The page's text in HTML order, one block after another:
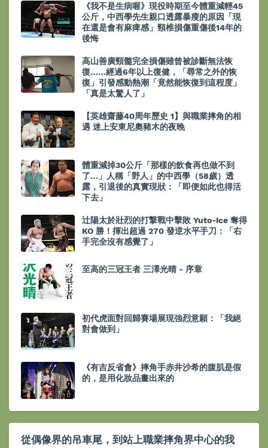
《我不是生病喔》現役時期至今體重減輕45
公斤，中西學先生親口透露暴瘦的原因「現
在還是會有麻痺感」頸椎損傷重傷後14年的
後悔
高山善廣頸髓完全損傷雖曾被診斷無法恢
復……經過6年以上復健，「尋常之外的恢
復」引發感動熱潮「竟然能恢復到這程度」
「真是太驚人了」
【英雄齋藤40周年歷史 1】與職業摔角的相
遇 迷上安東尼奧豬木的夜晚
體重減掉30公斤「那樣的飲食再也做不到
了…」人稱「野人」的中西學（58歲）透
露，引退後的真實現狀：「即便如此也得活
下去」
辻陽太於壯烈的打撃戰中擊敗 Yuto-Ice 奪得
KO 勝！揮出超過 270 發逆水平手刀：「右
手完全沒有感覺了」
至高的三冠王者 三澤光晴 - 序章
初代虎面對回歸賽場展現強烈意願：「我絕
對會做到」
《有吉反省會》摔角手赤井沙希的腹肌是假
的，是用化妝品畫出來的
從偶像界的吊車尾，到站上職業摔角界中心的我